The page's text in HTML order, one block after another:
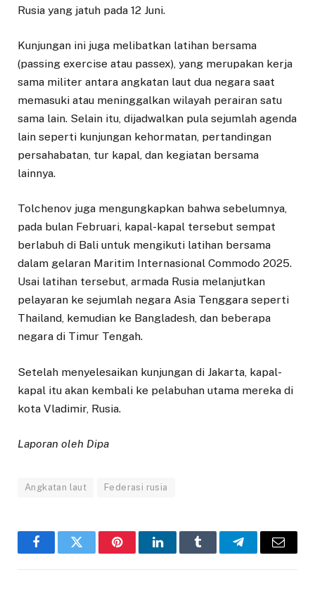
Rusia yang jatuh pada 12 Juni.
Kunjungan ini juga melibatkan latihan bersama
(passing exercise atau passex), yang merupakan kerja
sama militer antara angkatan laut dua negara saat
memasuki atau meninggalkan wilayah perairan satu
sama lain. Selain itu, dijadwalkan pula sejumlah agenda
lain seperti kunjungan kehormatan, pertandingan
persahabatan, tur kapal, dan kegiatan bersama
lainnya.
Tolchenov juga mengungkapkan bahwa sebelumnya,
pada bulan Februari, kapal-kapal tersebut sempat
berlabuh di Bali untuk mengikuti latihan bersama
dalam gelaran Maritim Internasional Commodo 2025.
Usai latihan tersebut, armada Rusia melanjutkan
pelayaran ke sejumlah negara Asia Tenggara seperti
Thailand, kemudian ke Bangladesh, dan beberapa
negara di Timur Tengah.
Setelah menyelesaikan kunjungan di Jakarta, kapal-
kapal itu akan kembali ke pelabuhan utama mereka di
kota Vladimir, Rusia.
Laporan oleh Dipa
Angkatan laut Federasi rusia
FacebookTwitter PinterestLinkedInTumblr TelegramEmail